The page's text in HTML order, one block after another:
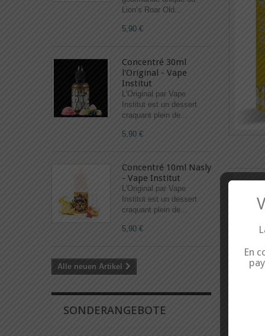
Lion’s Roar Old...
5,90 €
Concentré 30ml
l'Original - Vape
Institut
L'Original par Vape
Institut est un dessert
craquant plein de...
5,90 €
Concentré 10ml Nasly
- Vape Institut
L'Original par Vape
Institut est un dessert
craquant plein de...
5,90 €
Alle neuen Artikel
SONDERANGEBOTE
En